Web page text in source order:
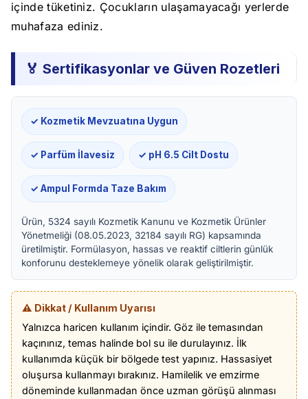
içinde tüketiniz. Çocukların ulaşamayacağı yerlerde
muhafaza ediniz.
🏅 Sertifikasyonlar ve Güven Rozetleri
✓ Kozmetik Mevzuatına Uygun
✓ Parfüm İlavesiz ✓ pH 6.5 Cilt Dostu
✓ Ampul Formda Taze Bakım
Ürün, 5324 sayılı Kozmetik Kanunu ve Kozmetik Ürünler
Yönetmeliği (08.05.2023, 32184 sayılı RG) kapsamında
üretilmiştir. Formülasyon, hassas ve reaktif ciltlerin günlük
konforunu desteklemeye yönelik olarak geliştirilmiştir.
⚠️ Dikkat / Kullanım Uyarısı
Yalnızca haricen kullanım içindir. Göz ile temasından
kaçınınız, temas halinde bol su ile durulayınız. İlk
kullanımda küçük bir bölgede test yapınız. Hassasiyet
oluşursa kullanmayı bırakınız. Hamilelik ve emzirme
döneminde kullanmadan önce uzman görüşü alınması